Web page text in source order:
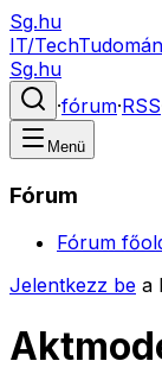
Sg.hu
IT/Tech
Sg.hu
·fórum·RSS
Menü
Fórum
Fórum
Jelentkezz be a